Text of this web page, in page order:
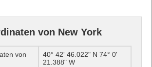
von New York
von
40° 42' 46.022" N 74° 0'
21.388" W